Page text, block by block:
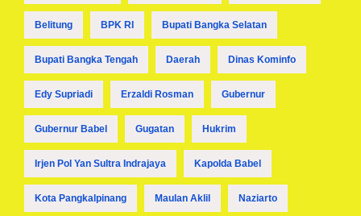
Belitung BPK RI Bupati Bangka Selatan
Bupati Bangka Tengah Daerah Dinas Kominfo
Edy Supriadi Erzaldi Rosman Gubernur
Gubernur Babel Gugatan Hukrim
Irjen Pol Yan Sultra Indrajaya Kapolda Babel
Kota Pangkalpinang Maulan Aklil Naziarto